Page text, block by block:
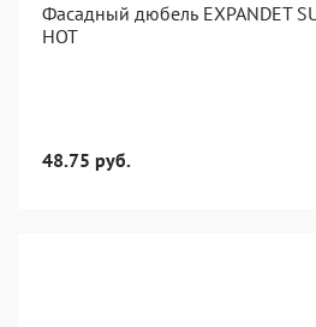
Фасадный дюбель EXPANDET
HOT
48.75 руб.